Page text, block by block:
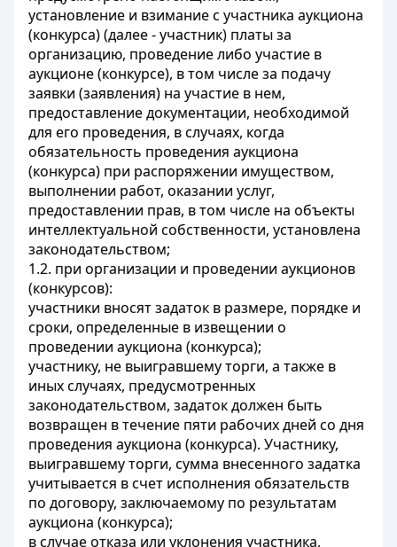
установление и взимание с участника аукциона
(конкурса) (далее - участник) платы за
организацию, проведение либо участие в
аукционе (конкурсе), в том числе за подачу
заявки (заявления) на участие в нем,
предоставление документации, необходимой
для его проведения, в случаях, когда
обязательность проведения аукциона
(конкурса) при распоряжении имуществом,
выполнении работ, оказании услуг,
предоставлении прав, в том числе на объекты
интеллектуальной собственности, установлена
законодательством;
1.2. при организации и проведении аукционов
(конкурсов):
участники вносят задаток в размере, порядке и
сроки, определенные в извещении о
проведении аукциона (конкурса);
участнику, не выигравшему торги, а также в
иных случаях, предусмотренных
законодательством, задаток должен быть
возвращен в течение пяти рабочих дней со дня
проведения аукциона (конкурса). Участнику,
выигравшему торги, сумма внесенного задатка
учитывается в счет исполнения обязательств
по договору, заключаемому по результатам
аукциона (конкурса);
в случае отказа или уклонения участника,